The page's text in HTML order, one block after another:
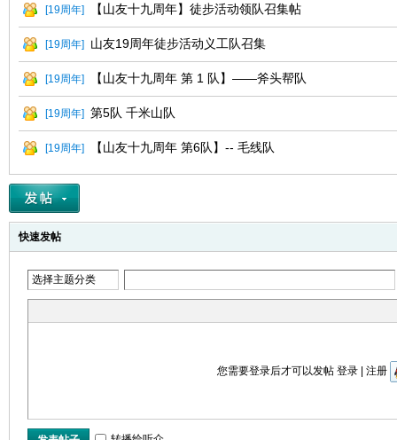
[19周年] 【山友十九周年】徒步活动领队召集帖
[19周年] 山友19周年徒步活动义工队召集
[19周年] 【山友十九周年 第 1 队】——斧头帮队
[19周年] 第5队 千米山队
[19周年] 【山友十九周年 第6队】-- 毛线队
快速发帖
选择主题分类
您需要登录后才可以发帖登录 |注册